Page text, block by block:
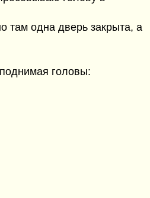
там одна дверь закрыта, а
головы: